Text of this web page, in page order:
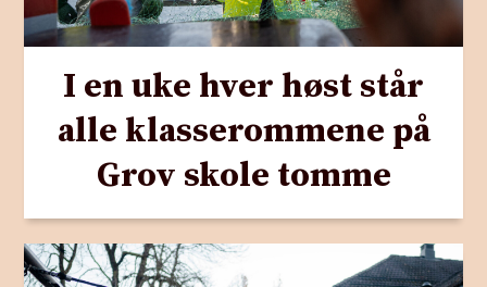
I en uke hver høst står
alle klasserommene på
Grov skole tomme